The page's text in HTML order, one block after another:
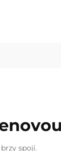
spojí.